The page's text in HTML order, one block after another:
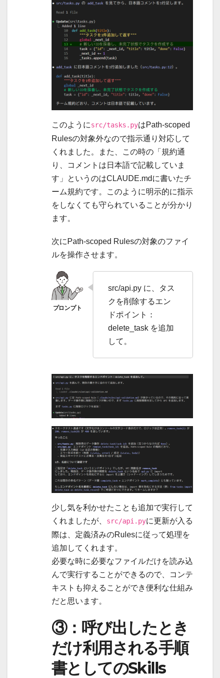
このようにsrc/tasks.pyはPath-scoped
Rulesの対象外なので指示通り対応して
くれました。また、この時の「規約通
り、コメントは日本語で記載していま
す」というのはCLAUDE.mdに書いたチ
ーム規約です。このように明示的に指示
をしなくても守られていることが分かり
ます。
次にPath-scoped Rulesの対象のファイ
ルを操作させます。
src/api.py に、タス
クを削除するエン
ドポイント：
delete_task を追加
して。
少し気を利かせたことも追加で実行して
くれましたが、 src/api.pyに更新が入る
際は、定義済みのRulesに従って処理を
追加してくれます。
必要な時に必要なファイルだけを読み込
んで実行することができるので、コンテ
キストも抑えることができ便利な仕組み
だと思います。
③：呼び出したとき
だけ利用される手順
書としてのSkills